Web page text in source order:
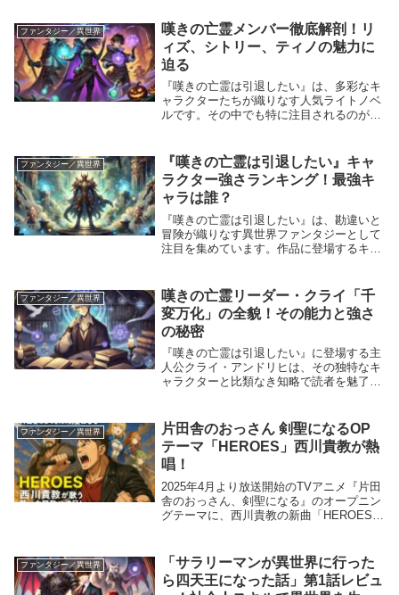
優・朴璐美さんの熱演について詳しく解説
します。この記...
ファンタジー／異世界
嘆きの亡霊メンバー徹底解剖！リ
ィズ、シトリー、ティノの魅力に
迫る
『嘆きの亡霊は引退したい』は、多彩なキ
ャラクターたちが織りなす人気ライトノベ
ルです。その中でも特に注目されるのが、
力的なキャラクターが、ストーリーをさら
に引き立ててい...
ファンタジー／異世界
『嘆きの亡霊は引退したい』キャ
ラクター強さランキング！最強キ
ャラは誰？
『嘆きの亡霊は引退したい』は、勘違いと
冒険が織りなす異世界ファンタジーとして
注目を集めています。作品に登場するキャ
す。この記事では、キャラクターの強さを
ランキング形式...
ファンタジー／異世界
嘆きの亡霊リーダー・クライ「千
変万化」の全貌！その能力と強さ
の秘密
『嘆きの亡霊は引退したい』に登場する主
人公クライ・アンドリヒは、その独特なキ
ャラクターと比類なき知略で読者を魅了し
態は一筋縄ではいかない複雑さを持ってい
ます。 この...
ファンタジー／異世界
片田舎のおっさん 剣聖になるOP
テーマ「HEROES」西川貴教が熱
唱！
2025年4月より放送開始のTVアニメ『片田
舎のおっさん、剣聖になる』のオープニン
グテーマに、西川貴教の新曲「HEROES」
編曲を手掛けた、疾走感あふれるエモー...
ファンタジー／異世界
「サラリーマンが異世界に行った
ら四天王になった話」第1話レビュ